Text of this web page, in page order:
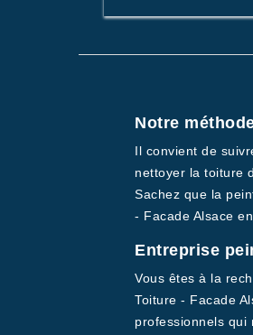
Notre
Il convient de
nettoyer la toiture
Sachez que la
- Facade Alsace
Entreprise
Vous êtes à la
Toiture - Facade
professionnels qui